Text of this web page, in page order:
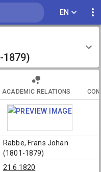
EN
1879)
ACADEMIC RELATIONS
Rabbe, Frans Johan
(1801-1879)
21.6.1820